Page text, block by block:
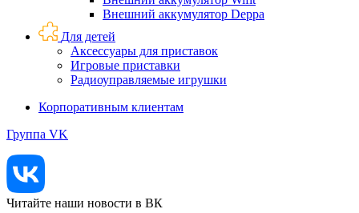
Внешний аккумулятор Deppa
Для детей
Аксессуары для приставок
Игровые приставки
Радиоуправляемые игрушки
Корпоративным клиентам
Группа VK
Читайте наши новости в ВК